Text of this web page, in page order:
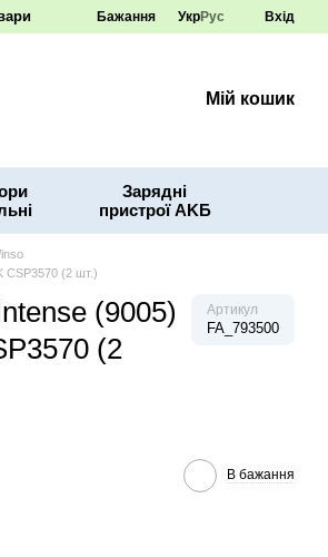
Бажання УкрРус Вхід
Мій кошик
Зарядні
пристрої AKБ
CSP3570 (2 шт.)
(9005)
(2
Артикул
FA_793500
В бажання